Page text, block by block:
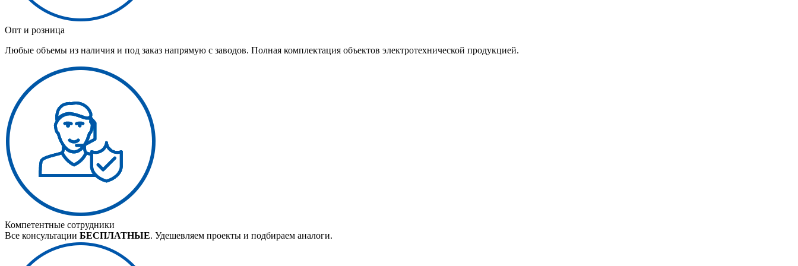
Опт и розница
Любые объемы из наличия и под заказ напрямую с заводов. Полная комплектация объектов электротехнической продукцией.
Компетентные сотрудники
Все консультации БЕСПЛАТНЫЕ. Удешевляем проекты и подбираем аналоги.